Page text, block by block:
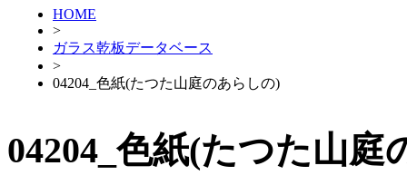
HOME
>
ガラス乾板データベース
>
04204_色紙(たつた山庭のあらしの)
04204_色紙(たつた山庭